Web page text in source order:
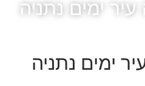
ימים נתניה
ימים נתניה